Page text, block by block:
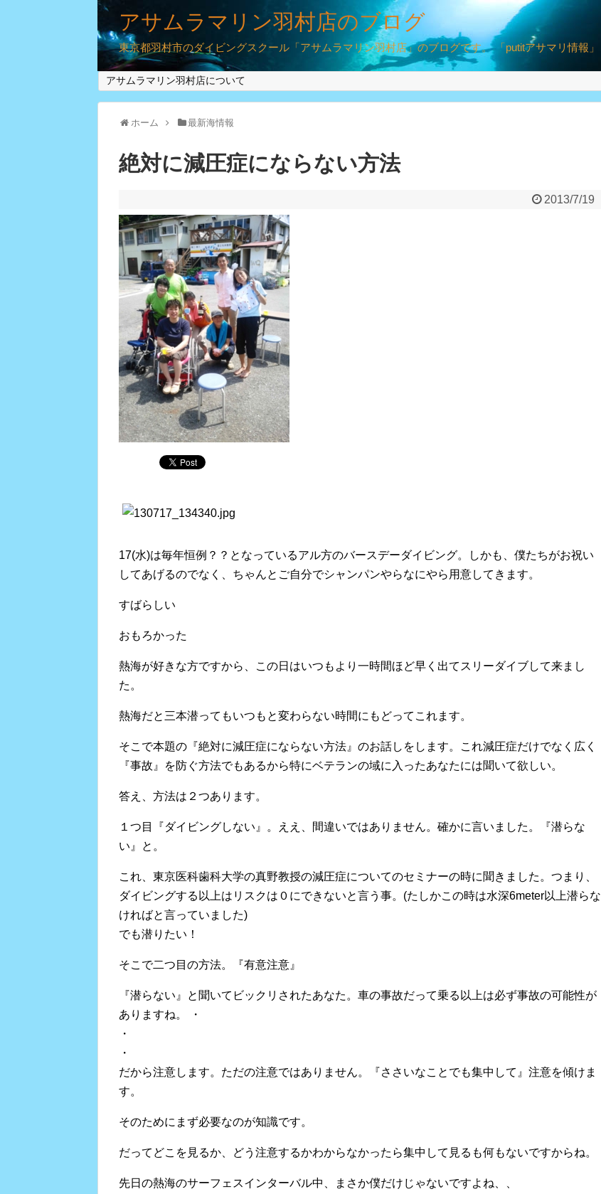
アサムラマリン羽村店のブログ
東京都羽村市のダイビングスクール「アサムラマリン羽村店」のブログです。 「putitアサマリ情報」
アサムラマリン羽村店について
ホーム 最新海情報
絶対に減圧症にならない方法
2013/7/19
17(水)は毎年恒例？？となっているアル方のバースデーダイビング。しかも、僕たちがお祝い
してあげるのでなく、ちゃんとご自分でシャンパンやらなにやら用意してきます。
すばらしい
おもろかった
熱海が好きな方ですから、この日はいつもより一時間ほど早く出てスリーダイブして来まし
た。
熱海だと三本潜ってもいつもと変わらない時間にもどってこれます。
そこで本題の『絶対に減圧症にならない方法』のお話しをします。これ減圧症だけでなく広く
『事故』を防ぐ方法でもあるから特にベテランの域に入ったあなたには聞いて欲しい。
答え、方法は２つあります。
１つ目『ダイビングしない』。ええ、間違いではありません。確かに言いました。『潜らな
い』と。
これ、東京医科歯科大学の真野教授の減圧症についてのセミナーの時に聞きました。つまり、
ダイビングする以上はリスクは０にできないと言う事。(たしかこの時は水深6meter以上潜らな
ければと言っていました)
でも潜りたい！
そこで二つ目の方法。『有意注意』
『潜らない』と聞いてビックリされたあなた。車の事故だって乗る以上は必ず事故の可能性が
ありますね。 ・
・
・
だから注意します。ただの注意ではありません。『ささいなことでも集中して』注意を傾けま
す。
そのためにまず必要なのが知識です。
だってどこを見るか、どう注意するかわからなかったら集中して見るも何もないですからね。
先日の熱海のサーフェスインターバル中、まさか僕だけじゃないですよね、、